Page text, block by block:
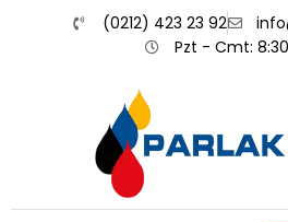
(0212) 423 23 92
Pzt - Cmt: